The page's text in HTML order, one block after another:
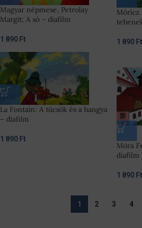
Magyar népmese, Petrolay
Margit: A só – diafilm
1 890 Ft
Móricz
1 890 Ft
La Fontain: A tücsök és a hangya
– diafilm
1 890 Ft
Móra
diafilm
1 890 Ft
1 2 3 4